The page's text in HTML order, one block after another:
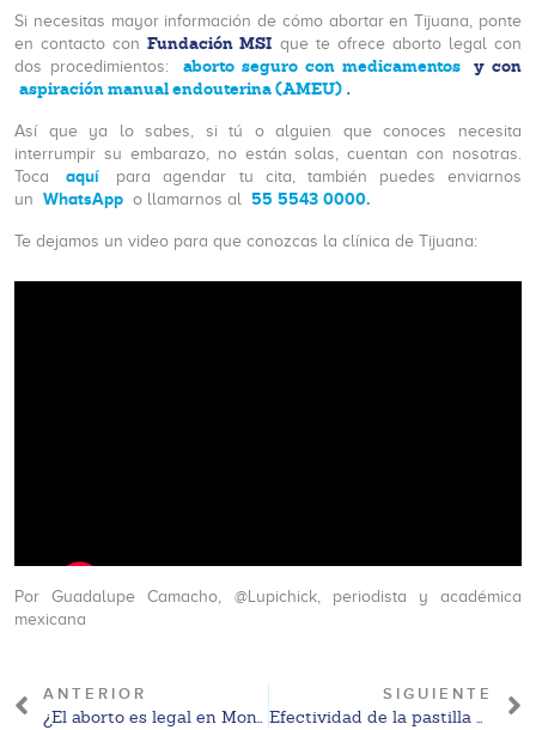
Si necesitas mayor información de cómo abortar en Tijuana, ponte
en contacto conFundación MSI que te ofrece aborto legal con
dos procedimientos:
aborto seguro con medicamentos y con
aspiración manual endouterina (AMEU) .
Así que ya lo sabes, si tú o alguien que conoces necesita
interrumpir su embarazo, no están solas, cuentan con nosotras.
Toca
aquí
para agendar tu cita, también puedes enviarnos
un WhatsApp o llamarnos al 55 5543 0000.
Te dejamos un video para que conozcas la clínica de Tijuana:
Por Guadalupe Camacho, @Lupichick, periodista y académica
mexicana
ANTERIOR
¿El aborto es legal en Monterrey en 2024?
SIGUIENTE
Efectividad de la pastilla del día siguiente ¿puedo o no quedar embarazada?